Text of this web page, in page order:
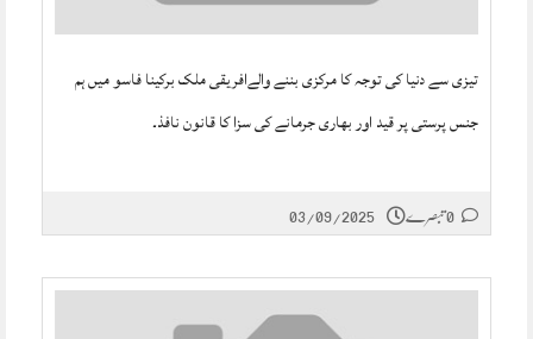
تیزی سے دنیا کی توجہ کا مرکزی بننے والےافریقی ملک برکینا فاسو میں ہم
جنس پرستی پر قید اور بھاری جرمانے کی سزا کا قانون نافذ۔
03/09/2025